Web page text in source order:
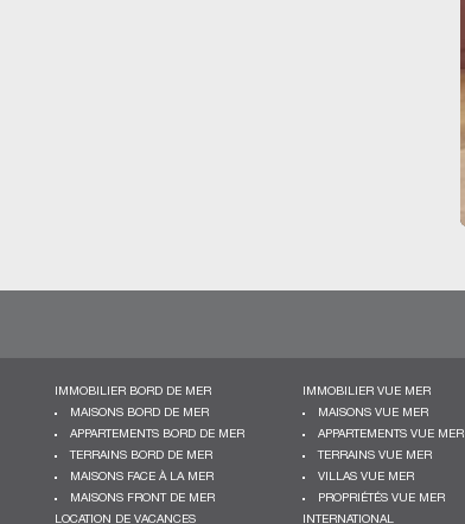
IMMOBILIER BORD DE MER
MAISONS BORD DE MER
APPARTEMENTS BORD DE MER
TERRAINS BORD DE MER
MAISONS FACE À LA MER
MAISONS FRONT DE MER
IMMOBILIER VUE MER
MAISONS VUE MER
APPARTEMENTS VUE MER
TERRAINS VUE MER
VILLAS VUE MER
PROPRIÉTÉS VUE MER
LOCATION DE VACANCES
INTERNATIONAL